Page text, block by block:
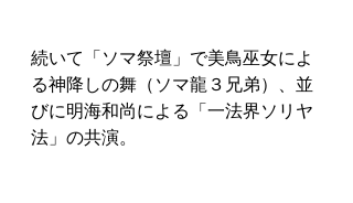
続いて「ソマ祭壇」で美鳥巫女によ
る神降しの舞（ソマ龍３兄弟）、並
びに明海和尚による「一法界ソリヤ
法」の共演。